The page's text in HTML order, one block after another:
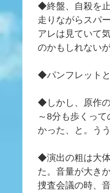
◆終盤、自殺を止
走りながらスパ
アレは見ていて
のかもしれない
◆パンフレット
◆しかし、原作
～8分も歩くっ
かった、と。うう
◆演出の粗は大
た。音量が大き
捜査会議の時、